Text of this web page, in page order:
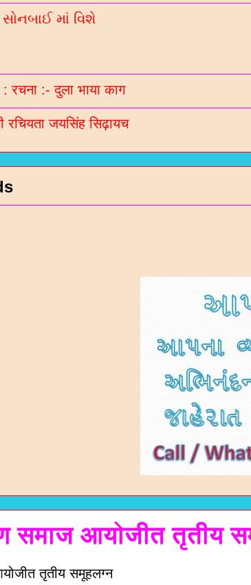
માં વિશે
रचना :- दुला भाया काग
रचियता जयसिंह सिढ़ायच
समाज आयोजीत तृतीय
तृतीय समूहलग्न